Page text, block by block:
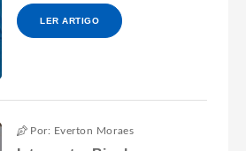
LER ARTIGO
Por: Everton Moraes